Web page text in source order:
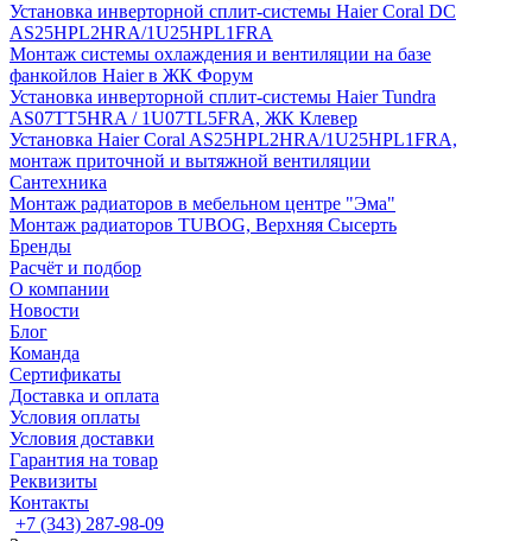
Установка инверторной сплит-системы Haier Coral DC
AS25HPL2HRA/1U25HPL1FRA
Монтаж системы охлаждения и вентиляции на базе
фанкойлов Haier в ЖК Форум
Установка инверторной сплит-системы Haier Tundra
AS07TT5HRA / 1U07TL5FRA, ЖК Клевер
Установка Haier Coral AS25HPL2HRA/1U25HPL1FRA,
монтаж приточной и вытяжной вентиляции
Сантехника
Монтаж радиаторов в мебельном центре "Эма"
Монтаж радиаторов TUBOG, Верхняя Сысерть
Бренды
Расчёт и подбор
О компании
Новости
Блог
Команда
Сертификаты
Доставка и оплата
Условия оплаты
Условия доставки
Гарантия на товар
Реквизиты
Контакты
+7 (343) 287-98-09